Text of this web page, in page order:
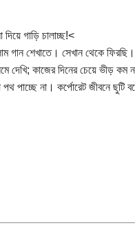
গাড়ি চালাচ্ছ!<
গান শেখাতে। সেখান থেকে ফিরছি।
দেখি; কাজের দিনের চেয়ে ভীড় কম
পাচ্ছে না। কর্পোরেট জীবনে ছুটি